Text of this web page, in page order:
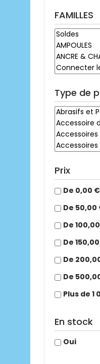
FAMILLES
Type de
Prix
De 0,00
De 50,00
De
De
De
De
Plus de 1
En stock
Oui